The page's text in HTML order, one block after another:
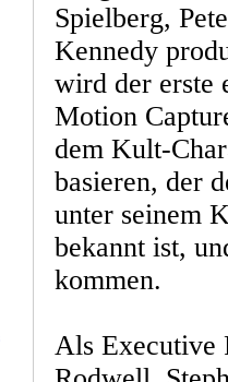
Spielberg,
Kennedy
wird der erste
Motion
dem Kult-
basieren, der
unter seinem
bekannt ist,
kommen.
Als Executive